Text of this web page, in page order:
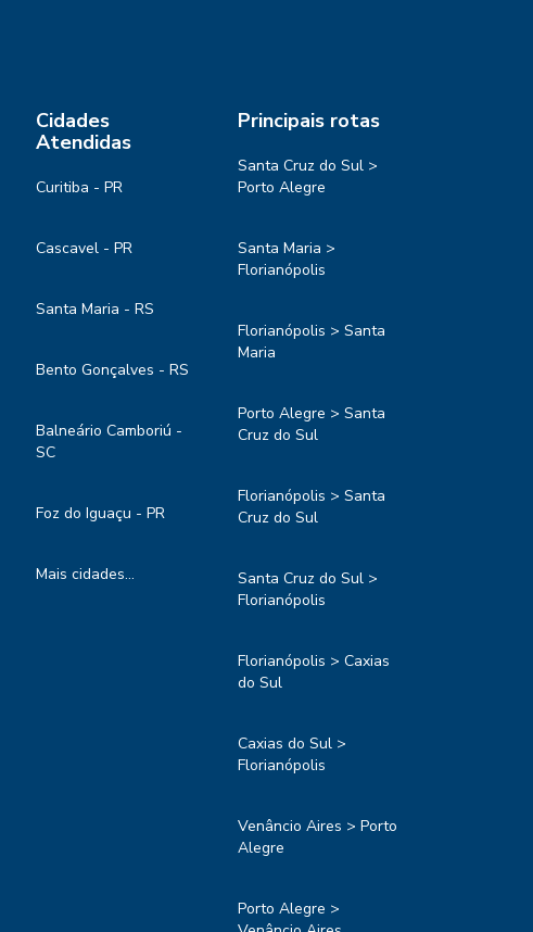
Cidades
Atendidas
Curitiba - PR
Cascavel - PR
Santa Maria - RS
Bento Gonçalves - RS
Balneário Camboriú -
SC
Foz do Iguaçu - PR
Mais cidades...
Principais rotas
Santa Cruz do Sul >
Porto Alegre
Santa Maria >
Florianópolis
Florianópolis > Santa
Maria
Porto Alegre > Santa
Cruz do Sul
Florianópolis > Santa
Cruz do Sul
Santa Cruz do Sul >
Florianópolis
Florianópolis > Caxias
do Sul
Caxias do Sul >
Florianópolis
Venâncio Aires > Porto
Alegre
Porto Alegre >